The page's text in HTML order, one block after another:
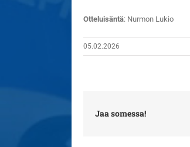
Otteluisäntä: Nurmon Lukio
05.02.2026
Jaa somessa!